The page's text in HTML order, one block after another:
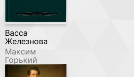
Васса
Железнова
Максим
Горький